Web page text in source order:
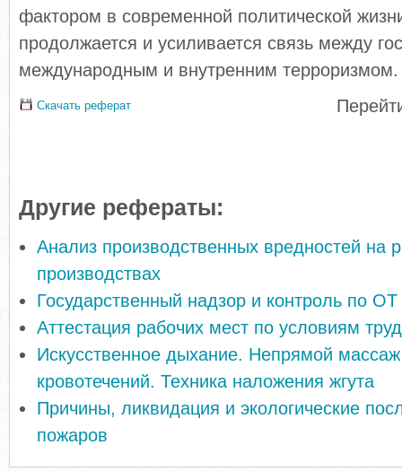
фактором в совре­менной политической
продолжается и усиливается связь между
международ­ным и внутренним террориз­мом.
Скачать реферат
Другие рефераты:
Анализ производственных вредностей на
производствах
Государственный надзор и контроль по ОТ
Аттестация рабочих мест по условиям
Искусственное дыхание. Непрямой
кровотечений. Техника наложения жгута
Причины, ликвидация и экологические
пожаров